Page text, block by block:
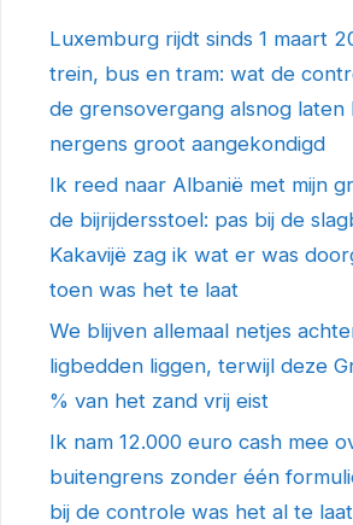
Luxemburg rijdt sinds 1 maart
trein, bus en tram: wat de
de grensovergang alsnog laten
nergens groot aangekondigd
Ik reed naar Albanië met mijn
de bijrijdersstoel: pas bij de
Kakavijë zag ik wat er was
toen was het te laat
We blijven allemaal netjes
ligbedden liggen, terwijl deze
% van het zand vrij eist
Ik nam 12.000 euro cash mee
buitengrens zonder één
bij de controle was het al te laat